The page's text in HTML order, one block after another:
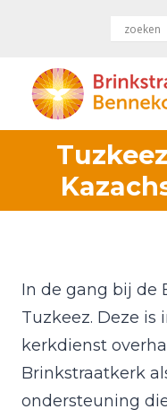
inhoud
In de gang bij de
Tuzkeez. Deze is
kerkdienst
Brinkstraatkerk
ondersteuning